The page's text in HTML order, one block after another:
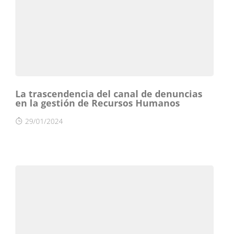
La trascendencia del canal de denuncias
en la gestión de Recursos Humanos
29/01/2024